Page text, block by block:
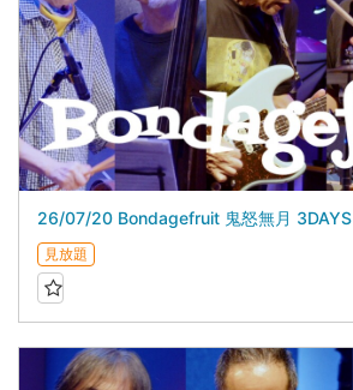
26/07/20 Bondagefruit 鬼怒無月 3DAYS
見放題